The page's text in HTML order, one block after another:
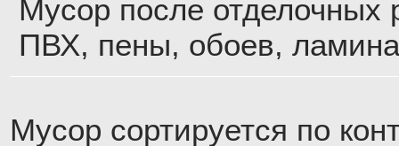
Мусор после отделочных
ПВХ, пены, обоев,
Мусор сортируется по